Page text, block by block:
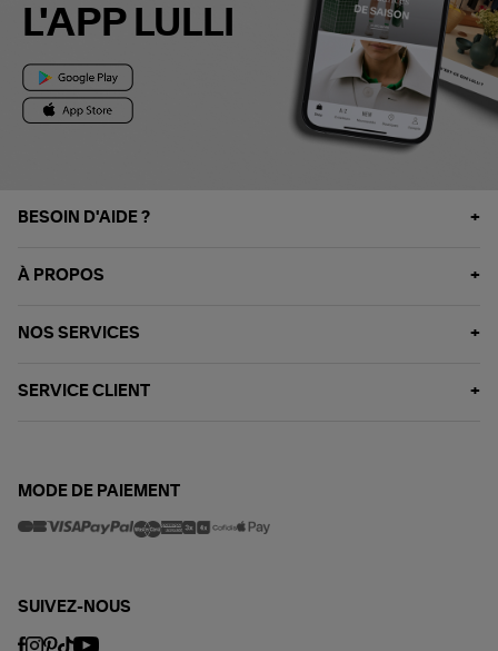
L'APP LULLI
BESOIN D'AIDE ?
À PROPOS
NOS SERVICES
SERVICE CLIENT
MODE DE PAIEMENT
SUIVEZ-NOUS